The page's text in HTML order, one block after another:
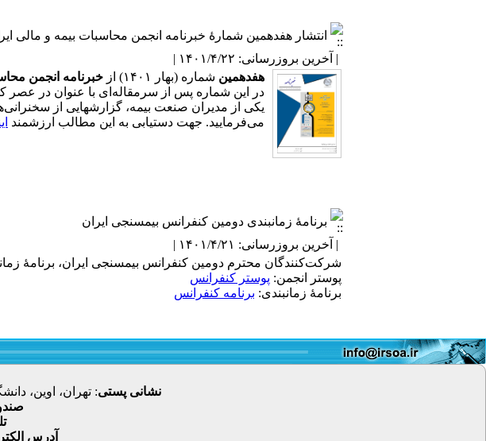
انتشار هفدهمین شمارۀ خبرنامه انجمن محاسبات بیمه و مالی
| آخرین بروزرسانی: ۱۴۰۱/۴/۲۲ |
هفدهمین شماره (بهار ۱۴۰۱) از خبرنامه انجمن
یکی از مدیران صنعت بیمه، گزارشهایی از
می‌فرمایید. جهت دستیابی به این مطالب ارزشمند
برنامۀ زمانبندی دومین کنفرانس بیمسنجی ایران
| آخرین بروزرسانی: ۱۴۰۱/۴/۲۱ |
شرکت‌کنندگان محترم دومین کنفرانس بیمسنجی ایران، برنامۀ
پوستر انجمن: پوستر کنفرانس
برنامۀ زمانبندی: برنامه کنفرانس
نشانی پستی: تهران، اوین،
آدرس